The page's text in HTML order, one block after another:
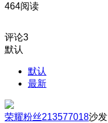
464阅读
评论3
默认
默认
最新
荣耀粉丝213577018沙发